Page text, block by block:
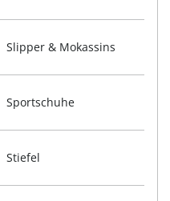
Slipper & Mokassins
Sportschuhe
Stiefel